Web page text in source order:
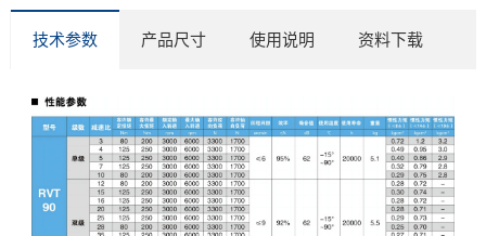
技术参数 产品尺寸 使用说明 资料下载